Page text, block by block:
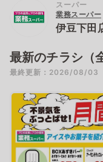
スーパー
業務スーパー
伊豆下田
最新のチラシ（
最終更新：2026/08/03